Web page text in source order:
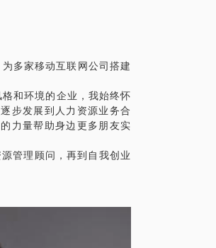
多家移动互联网公司搭建
和环境的企业，我始终怀
步发展到人力资源业务合
力量帮助身边更多朋友实
管理顾问，再到自我创业